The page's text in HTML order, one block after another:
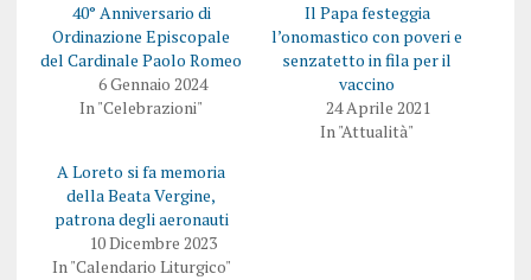
40° Anniversario di
Ordinazione Episcopale
del Cardinale Paolo Romeo
6 Gennaio 2024
In "Celebrazioni"
Il Papa festeggia
l’onomastico con poveri e
senzatetto in fila per il
vaccino
24 Aprile 2021
In "Attualità"
A Loreto si fa memoria
della Beata Vergine,
patrona degli aeronauti
10 Dicembre 2023
In "Calendario Liturgico"